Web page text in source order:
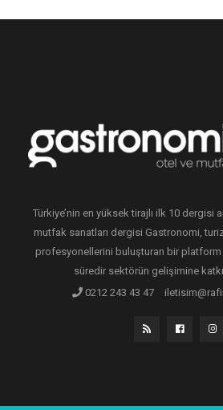
Türkiye’nin en yüksek tirajlı ilk 10 dergisi
mutfak sanatları dergisi Gastronomi,
profesyonellerini buluşturan bir platform
süredir sektörün gelişimine
0212 243 43 47